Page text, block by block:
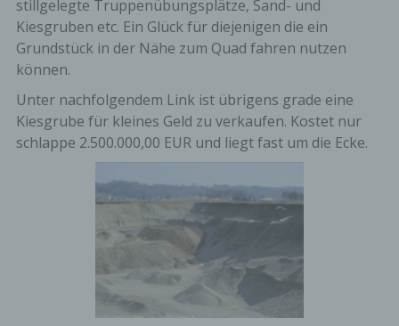
stillgelegte Truppenübungsplätze, Sand- und
Kiesgruben etc. Ein Glück für diejenigen die ein
Grundstück in der Nähe zum Quad fahren nutzen
können.
Unter nachfolgendem Link ist übrigens grade eine
Kiesgrube für kleines Geld zu verkaufen. Kostet nur
schlappe 2.500.000,00 EUR und liegt fast um die Ecke.